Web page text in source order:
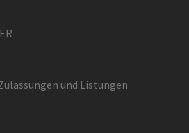
und Listungen